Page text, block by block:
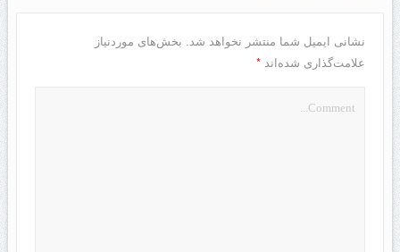
نشانی ایمیل شما منتشر نخواهد شد. بخش‌های موردنیاز
علامت‌گذاری شده‌اند *